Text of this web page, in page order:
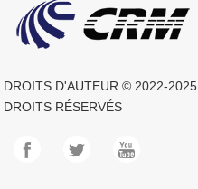
DROITS D'AUTEUR © 2022-2025
DROITS RÉSERVÉS